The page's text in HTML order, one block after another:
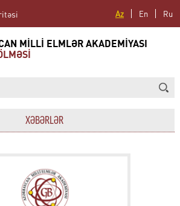
Az En Ru
MİLLİ ELMLƏR AKADEMİYASI
XƏBƏRLƏR